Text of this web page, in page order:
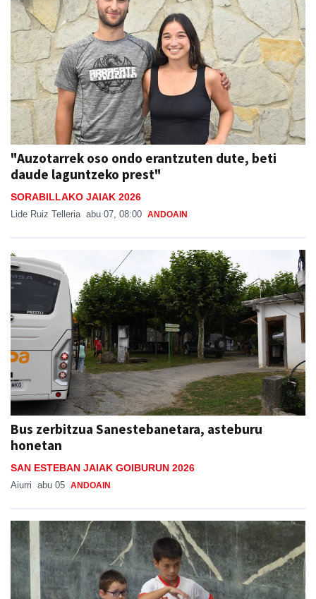
"Auzotarrek oso ondo erantzuten dute, beti
daude laguntzeko prest"
SORABILLAKO JAIAK 2026
Lide Ruiz Telleria abu 07, 08:00 ANDOAIN
Bus zerbitzua Sanestebanetara, asteburu
honetan
SAN ESTEBAN JAIAK GOIBURUN 2026
Aiurri abu 05 ANDOAIN